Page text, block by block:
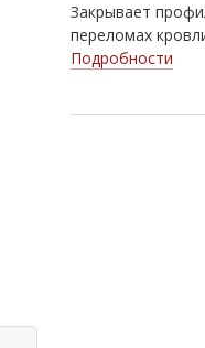
Закрывает
переломах
Подробности